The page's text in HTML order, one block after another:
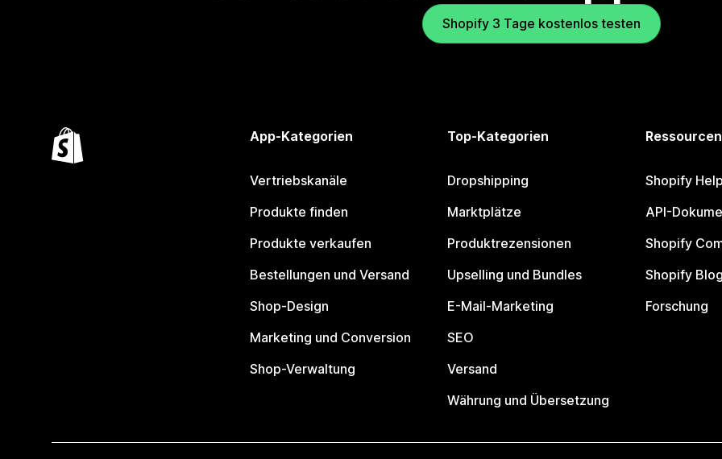
Shopify 3 Tage kostenlos testen
App-Kategorien
Vertriebskanäle
Produkte finden
Produkte verkaufen
Bestellungen und Versand
Shop-Design
Marketing und Conversion
Shop-Verwaltung
Top-Kategorien
Dropshipping
Marktplätze
Produktrezensionen
Upselling und Bundles
E-Mail-Marketing
SEO
Versand
Währung und Übersetzung
Ressourcen
Shopify
API-
Shopify
Shopify Blog
Forschung